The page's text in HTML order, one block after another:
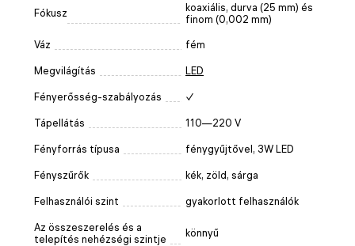
Fókusz
koaxiális, durva (25 mm) és
finom (0,002 mm)
Váz fém
Megvilágítás LED
Fényerősség-szabályozás ✓
Tápellátás 110—220 V
Fényforrás típusa fénygyűjtővel, 3W LED
Fényszűrők kék, zöld, sárga
Felhasználói szint gyakorlott felhasználók
Az összeszerelés és a
telepítés nehézségi szintje
könnyű